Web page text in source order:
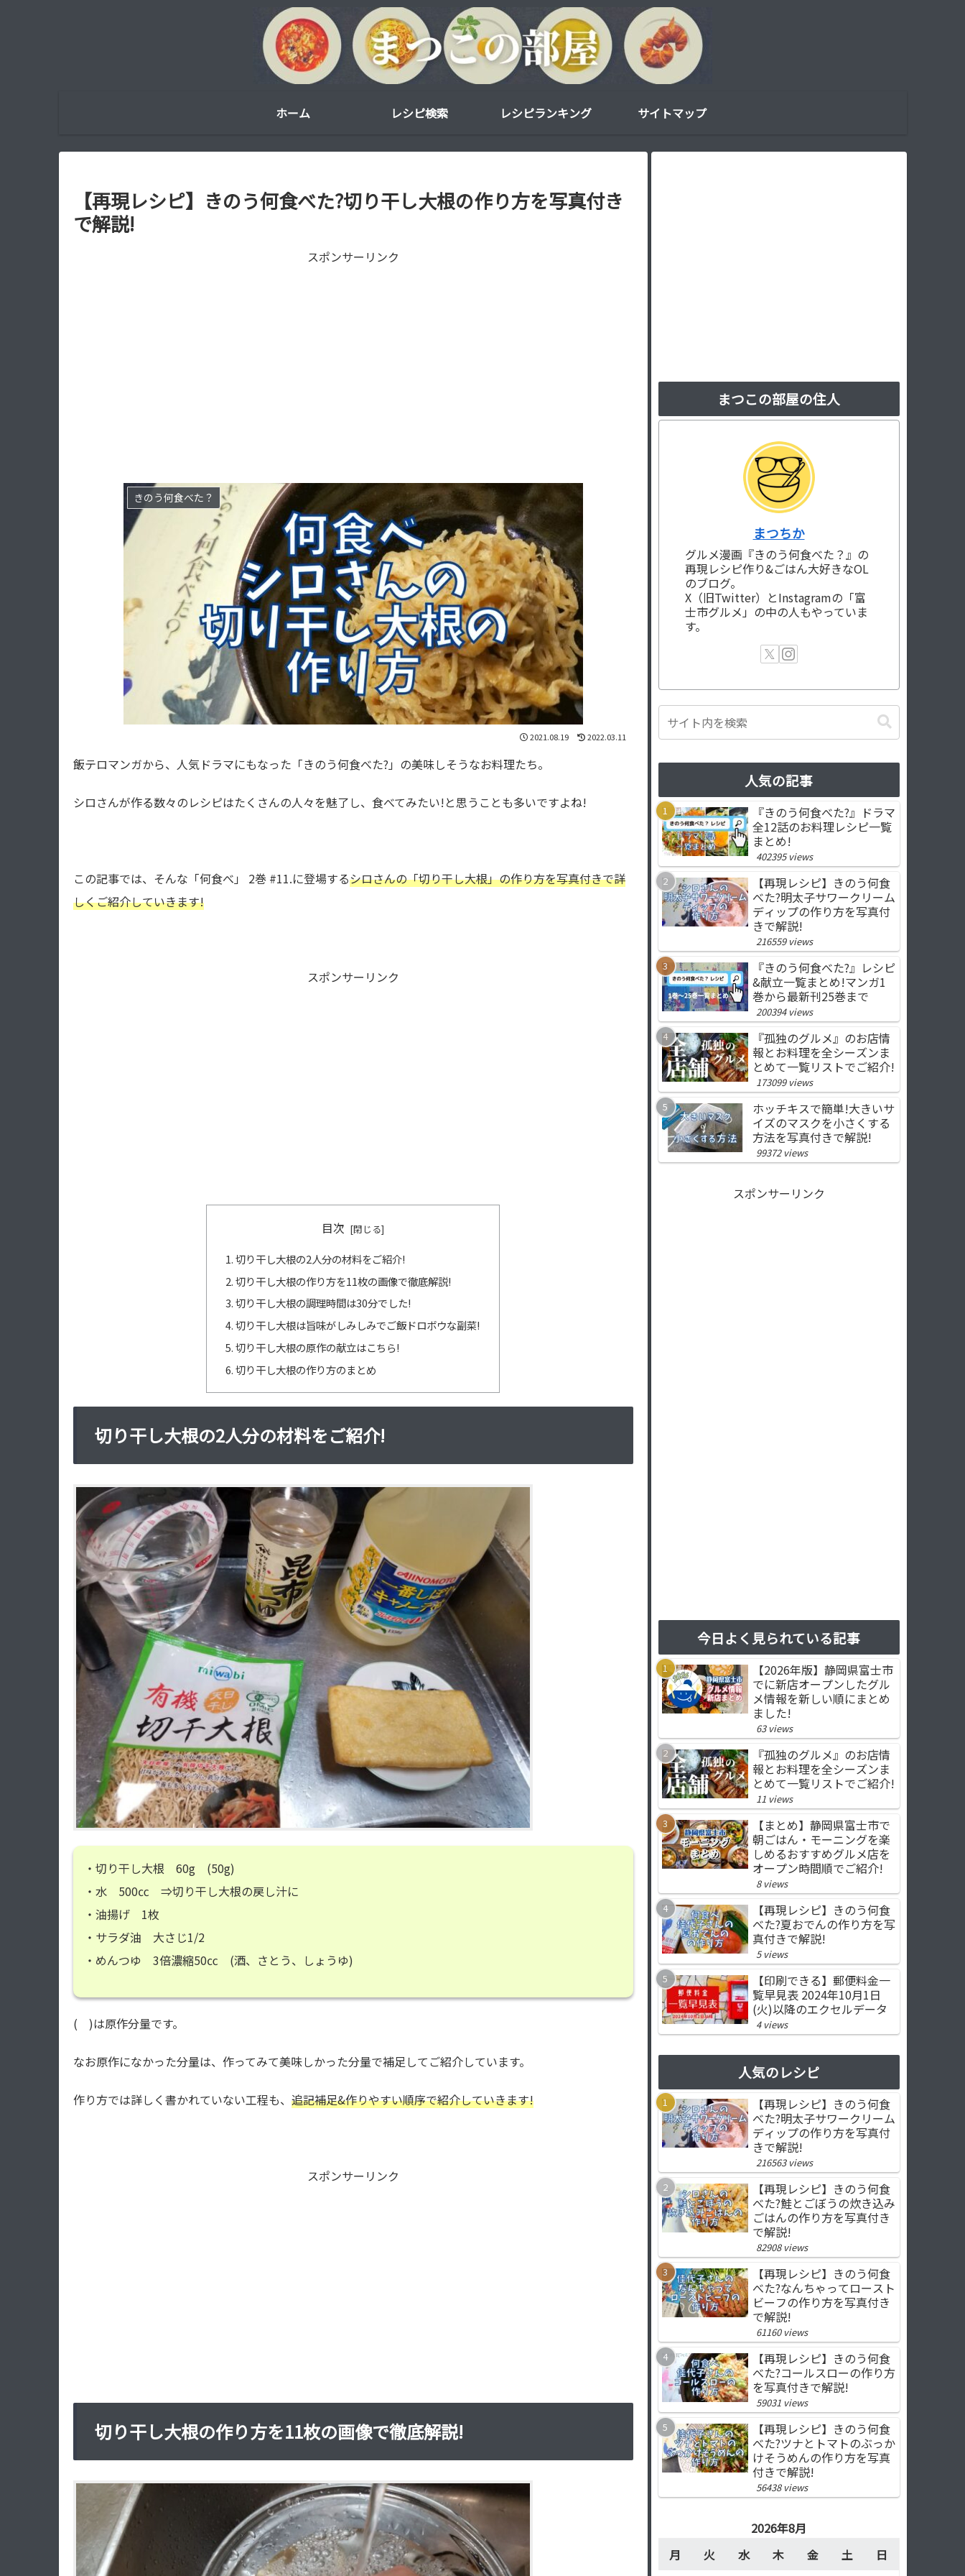
ホーム レシピ検索 レシピランキング サイトマップ
【再現レシピ】きのう何食べた?切り干し大根の作り方を写真付き
で解説!
スポンサーリンク
きのう何食べた？
2021.08.19 2022.03.11
飯テロマンガから、人気ドラマにもなった「きのう何食べた?」の美味しそうなお料理たち。
シロさんが作る数々のレシピはたくさんの人々を魅了し、食べてみたい!と思うことも多いですよね!
この記事では、そんな「何食べ」 2巻 #11.に登場するシロさんの「切り干し大根」の作り方を写真付きで詳
しくご紹介していきます!
スポンサーリンク
目次
切り干し大根の2人分の材料をご紹介!
切り干し大根の作り方を11枚の画像で徹底解説!
切り干し大根の調理時間は30分でした!
切り干し大根は旨味がしみしみでご飯ドロボウな副菜!
切り干し大根の原作の献立はこちら!
切り干し大根の作り方のまとめ
切り干し大根の2人分の材料をご紹介!
・切り干し大根 60g (50g)
・水 500㏄ ⇒切り干し大根の戻し汁に
・油揚げ 1枚
・サラダ油 大さじ1/2
・めんつゆ 3倍濃縮50㏄ (酒、さとう、しょうゆ)
( )は原作分量です。
なお原作になかった分量は、作ってみて美味しかった分量で補足してご紹介しています。
作り方では詳しく書かれていない工程も、 追記補足&作りやすい順序で紹介していきます!
スポンサーリンク
切り干し大根の作り方を11枚の画像で徹底解説!
まつこの部屋の住人
まつちか
グルメ漫画『きのう何食べた？』の
再現レシピ作り&ごはん大好きなOL
のブログ。
X（旧Twitter）とInstagramの「富
士市グルメ」の中の人もやっていま
す。
人気の記事
『きのう何食べた?』ドラマ
全12話のお料理レシピ一覧
まとめ!
402395 views
【再現レシピ】きのう何食
べた?明太子サワークリーム
ディップの作り方を写真付
きで解説!
216559 views
『きのう何食べた?』レシピ
&献立一覧まとめ!マンガ1
巻から最新刊25巻まで
200394 views
『孤独のグルメ』のお店情
報とお料理を全シーズンま
とめて一覧リストでご紹介!
173099 views
ホッチキスで簡単!大きいサ
イズのマスクを小さくする
方法を写真付きで解説!
99372 views
スポンサーリンク
今日よく見られている記事
【2026年版】静岡県富士市
でに新店オープンしたグル
メ情報を新しい順にまとめ
ました!
63 views
『孤独のグルメ』のお店情
報とお料理を全シーズンま
とめて一覧リストでご紹介!
11 views
【まとめ】静岡県富士市で
朝ごはん・モーニングを楽
しめるおすすめグルメ店を
オープン時間順でご紹介!
8 views
【再現レシピ】きのう何食
べた?夏おでんの作り方を写
真付きで解説!
5 views
【印刷できる】郵便料金一
覧早見表 2024年10月1日
(火)以降のエクセルデータ
4 views
人気のレシピ
【再現レシピ】きのう何食
べた?明太子サワークリーム
ディップの作り方を写真付
きで解説!
216563 views
【再現レシピ】きのう何食
べた?鮭とごぼうの炊き込み
ごはんの作り方を写真付き
で解説!
82908 views
【再現レシピ】きのう何食
べた?なんちゃってロースト
ビーフの作り方を写真付き
で解説!
61160 views
【再現レシピ】きのう何食
べた?コールスローの作り方
を写真付きで解説!
59031 views
【再現レシピ】きのう何食
べた?ツナとトマトのぶっか
けそうめんの作り方を写真
付きで解説!
56438 views
2026年8月
月
火 水 木 金 土
日